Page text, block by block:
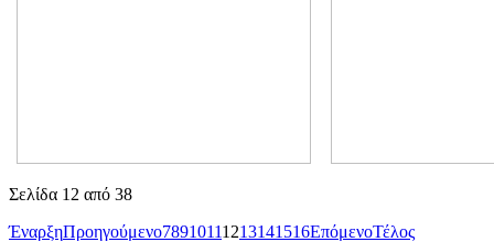
Σελίδα 12 από 38
ΈναρξηΠροηγούμενο78910111213141516ΕπόμενοΤέλος